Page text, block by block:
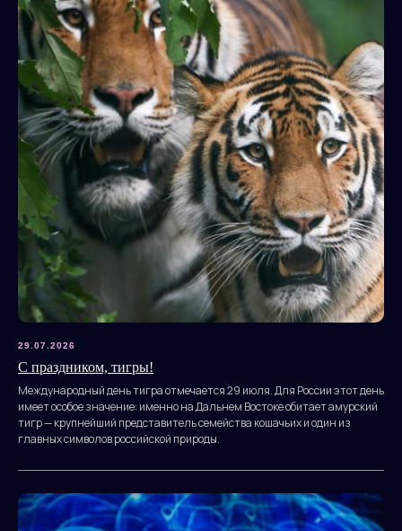
29.07.2026
С праздником, тигры!
Международный день тигра отмечается 29 июля. Для России этот день
имеет особое значение: именно на Дальнем Востоке обитает амурский
тигр — крупнейший представитель семейства кошачьих и один из
главных символов российской природы.